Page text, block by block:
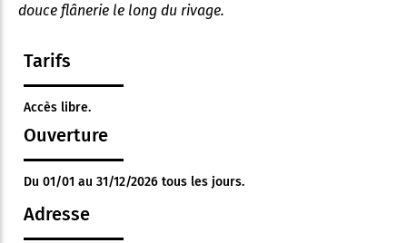
douce flânerie le long du rivage.
Tarifs
Accès libre.
Ouverture
Du 01/01 au 31/12/2026 tous les jours.
Adresse